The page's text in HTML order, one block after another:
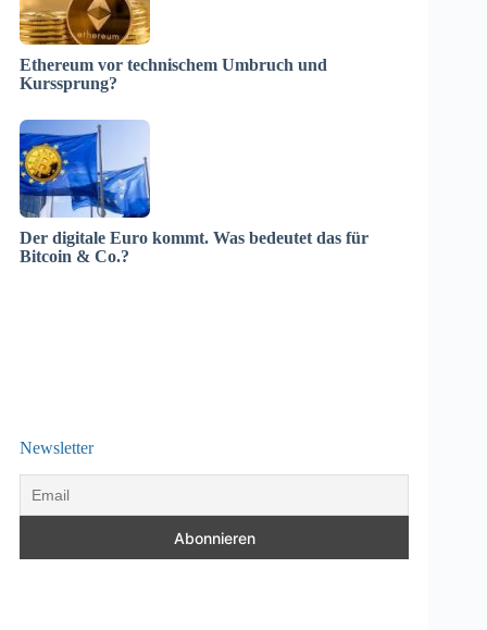
Ethereum vor technischem Umbruch und
Kurssprung?
Der digitale Euro kommt. Was bedeutet das für
Bitcoin & Co.?
Newsletter